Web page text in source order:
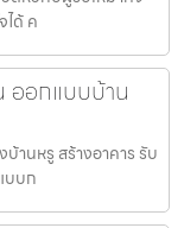
ได้ ค
ออกแบบบ้าน
บ้านหรู สร้างอาคาร รับ
บบก